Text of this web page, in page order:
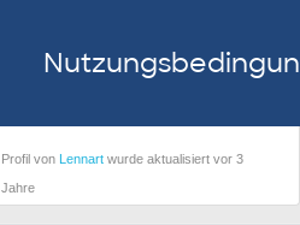
Profil von Lennart wurde aktualisiert vor 3
Jahre